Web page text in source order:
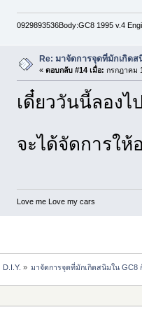
0929893536Body:GC8 1995 v.4
Re: มาจัดการจุดที่มักเกิดส
« ตอบกลับ #14 เมื่อ: กรกฎาคม
เดี๋ยววันนี้ลอง
จะได้จัดการใ
Love me Love my cars
D.I.Y. » มาจัดการจุดที่มักเกิดสนิมใน GC8